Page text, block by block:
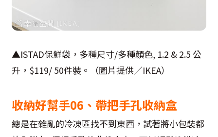
▲ISTAD保鮮袋，多種尺寸/多種顏色, 1.2 & 2.5 公
升，$119/ 50件裝。（圖片提供／IKEA）
收納好幫手06、帶把手孔收納盒
總是在雜亂的冷凍區找不到東西，試著將小包裝都